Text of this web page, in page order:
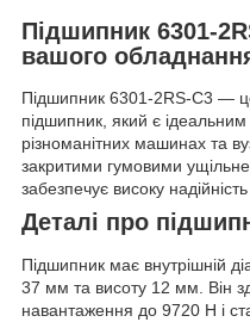
Підшипник 6301-
вашого
Підшипник 6301-2RS-C3 —
підшипник, який є
різноманітних машинах та
закритими гумовими
забезпечує високу надійність
Деталі про
Підшипник має внутрішній
37 мм та висоту 12 мм. Він
навантаження до 9720 Н і